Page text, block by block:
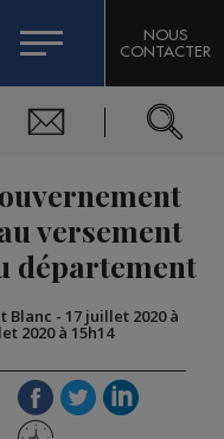
L'EXPERT
SKIABLES
BLANC
NOUS
CONTACTER
versement
département
Blanc - 17 juillet 2020 à
2020 à 15h14